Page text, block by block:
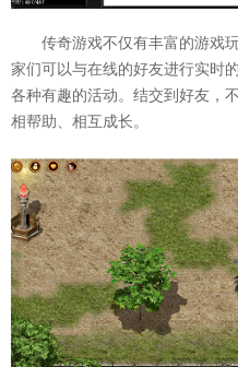
传奇游戏不仅有丰富的游戏
家们可以与在线的好友进行实时
各种有趣的活动。结交到好友，
相帮助、相互成长。